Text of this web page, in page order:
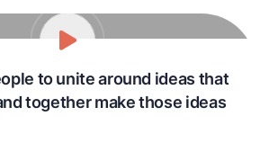
to unite around ideas that
together make those ideas